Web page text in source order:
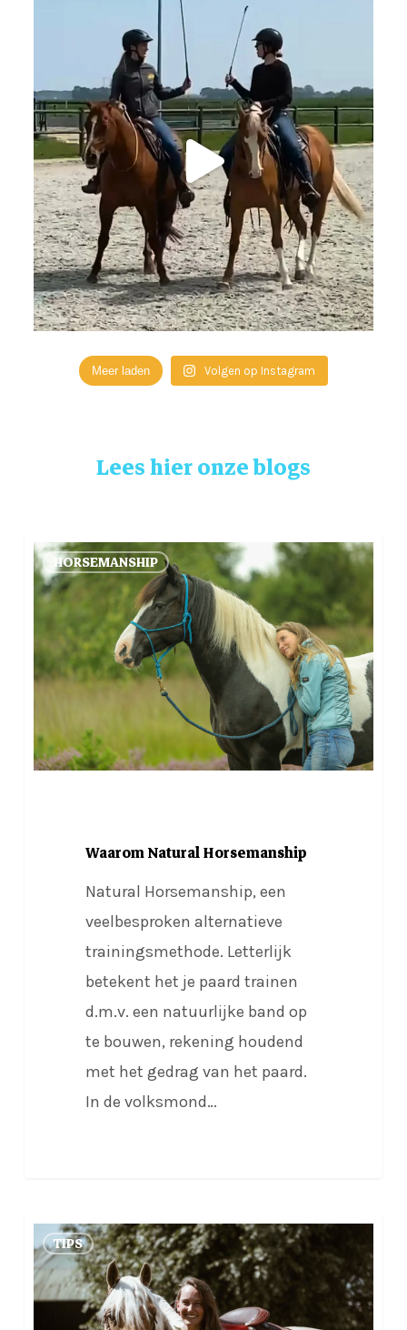
Meer laden Volgen op Instagram
Lees hier onze blogs
HORSEMANSHIP
Waarom
Natural
Horsemanship
Waarom Natural Horsemanship
Natural Horsemanship, een
veelbesproken alternatieve
trainingsmethode. Letterlijk
betekent het je paard trainen
d.m.v. een natuurlijke band op
te bouwen, rekening houdend
met het gedrag van het paard.
In de volksmond…
TIPS
Kies
jij
voor
excuses